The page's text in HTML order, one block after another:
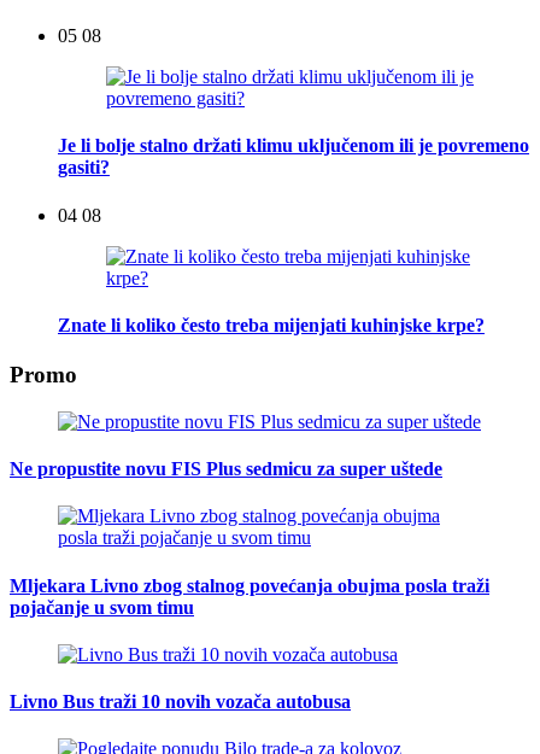
05 08
Je li bolje stalno držati klimu uključenom ili je povremeno
gasiti?
04 08
Znate li koliko često treba mijenjati kuhinjske krpe?
Promo
Ne propustite novu FIS Plus sedmicu za super uštede
Mljekara Livno zbog stalnog povećanja obujma posla traži
pojačanje u svom timu
Livno Bus traži 10 novih vozača autobusa